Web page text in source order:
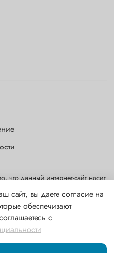
данный интернет-сайт носит
материалы и цены,
публичной офертой,
ст. 437 ГК РФ
сайт, вы даете согласие на
обеспечивают
с